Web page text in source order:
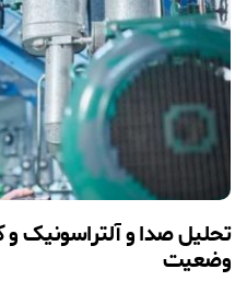
تحلیل صدا و آلتراسونیک و
وضعیت